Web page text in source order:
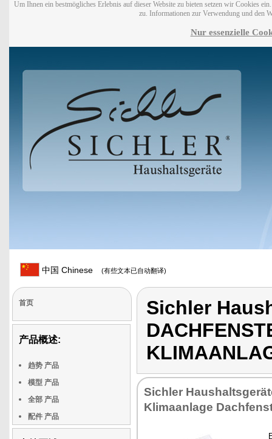
Um Ihnen ein bestmögliches Erlebnis auf dieser Website zu bieten setzen wir Cookies
zu. Informationen zur Verwendung und den
Nur essenzielle
中国 Chinese (有些文本已自动翻译)
首页
产品概述:
趋势 产品
模型 产品
全部 产品
配件 产品
Sichler
Sichler
Klimaanlage